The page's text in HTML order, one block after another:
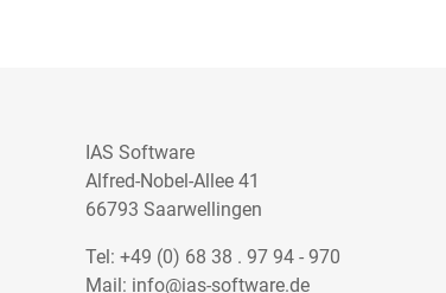
IAS Software
Alfred-Nobel-Allee 41
66793 Saarwellingen
Tel: +49 (0) 68 38 . 97 94 - 970
Mail: info@ias-software.de